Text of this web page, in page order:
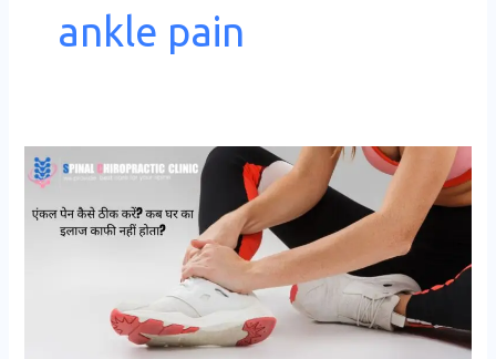
ankle pain
एंकल
पेन
कैसे